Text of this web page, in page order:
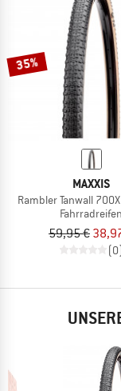
35%
MAXXIS
Rambler Tanwall
Fahrradreifen
59,95 €
(0)